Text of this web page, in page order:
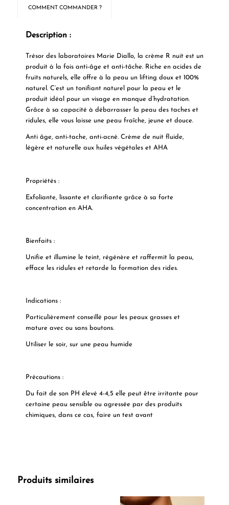
COMMENT COMMANDER ?
Description :
Trésor des laboratoires Marie Diallo, la crème R nuit est un
produit à la fois anti-âge et anti-tâche. Riche en acides de
fruits naturels, elle offre à la peau un lifting doux et 100%
naturel. C’est un tonifiant naturel pour la peau et le
produit idéal pour un visage en manque d’hydratation.
Grâce à sa capacité à débarrasser la peau des taches et
ridules, elle vous laisse une peau fraîche, jeune et douce.
Anti âge, anti-tache, anti-acné. Crème de nuit fluide,
légère et naturelle aux huiles végétales et AHA
Propriétés :
Exfoliante, lissante et clarifiante grâce à sa forte
concentration en AHA.
Bienfaits :
Unifie et illumine le teint, régénère et raffermit la peau,
efface les ridules et retarde la formation des rides.
Indications :
Particulièrement conseillé pour les peaux grasses et
mature avec ou sans boutons.
Utiliser le soir, sur une peau humide
Précautions :
Du fait de son PH élevé 4-4,5 elle peut être irritante pour
certaine peau sensible ou agressée par des produits
chimiques, dans ce cas, faire un test avant
Produits similaires